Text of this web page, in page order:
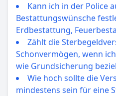
Kann ich in der Police
Bestattungswünsche
Erdbestattung,
Zählt die
Schonvermögen, wenn
wie Grundsicherung
Wie hoch sollte die
mindestens sein für eine